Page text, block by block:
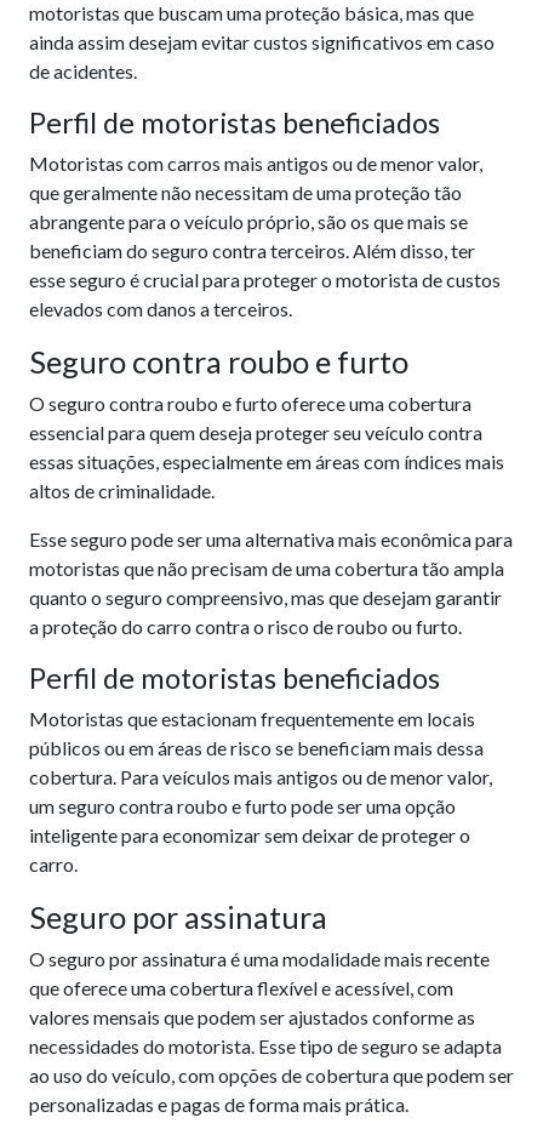
motoristas que buscam uma proteção básica, mas que
ainda assim desejam evitar custos significativos em caso
de acidentes.
Perfil de motoristas beneficiados
Motoristas com carros mais antigos ou de menor valor,
que geralmente não necessitam de uma proteção tão
abrangente para o veículo próprio, são os que mais se
beneficiam do seguro contra terceiros. Além disso, ter
esse seguro é crucial para proteger o motorista de custos
elevados com danos a terceiros.
Seguro contra roubo e furto
O seguro contra roubo e furto oferece uma cobertura
essencial para quem deseja proteger seu veículo contra
essas situações, especialmente em áreas com índices mais
altos de criminalidade.
Esse seguro pode ser uma alternativa mais econômica para
motoristas que não precisam de uma cobertura tão ampla
quanto o seguro compreensivo, mas que desejam garantir
a proteção do carro contra o risco de roubo ou furto.
Perfil de motoristas beneficiados
Motoristas que estacionam frequentemente em locais
públicos ou em áreas de risco se beneficiam mais dessa
cobertura. Para veículos mais antigos ou de menor valor,
um seguro contra roubo e furto pode ser uma opção
inteligente para economizar sem deixar de proteger o
carro.
Seguro por assinatura
O seguro por assinatura é uma modalidade mais recente
que oferece uma cobertura flexível e acessível, com
valores mensais que podem ser ajustados conforme as
necessidades do motorista. Esse tipo de seguro se adapta
ao uso do veículo, com opções de cobertura que podem ser
personalizadas e pagas de forma mais prática.